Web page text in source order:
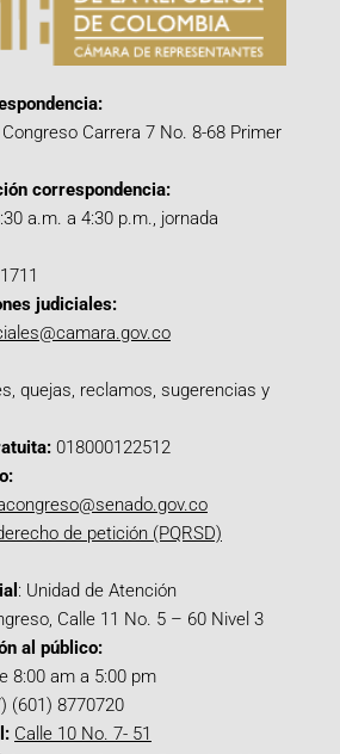
Carrera 7 No. 8-68 Primer
correspondencia:
a.m. a 4:30 p.m., jornada
judiciales:
quejas, reclamos, sugerencias y
018000122512
de petición (PQRSD)
: Unidad de Atención
Calle 11 No. 5 – 60 Nivel 3
al público:
8:00 am a 5:00 pm
(601) 8770720
Calle 10 No. 7- 51